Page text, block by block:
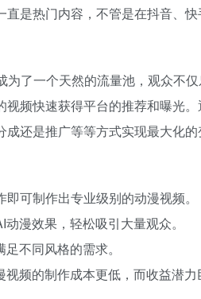
是热门内容，不管是在抖音、
了一个天然的流量池，观众不
频快速获得平台的推荐和曝光
还是推广等等方式实现最大化的
可制作出专业级别的动漫视频。
漫效果，轻松吸引大量观众。
不同风格的需求。
频的制作成本更低，而收益潜